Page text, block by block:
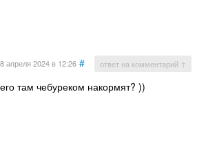
8 апреля 2024в 12:26 # ответ на комментарий ↑
там чебуреком накормят? ))